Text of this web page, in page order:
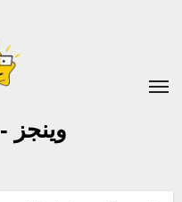
وينجز - wingiz.com